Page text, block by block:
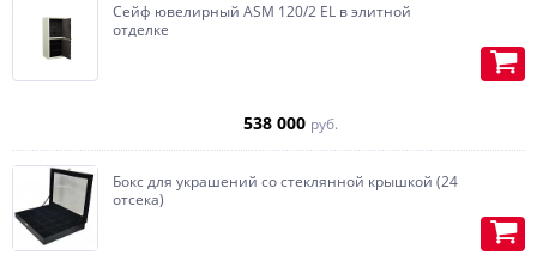
Сейф ювелирный ASM 120/2 EL в элитной
отделке
538 000 руб.
Бокс для украшений со стеклянной крышкой (24
отсека)